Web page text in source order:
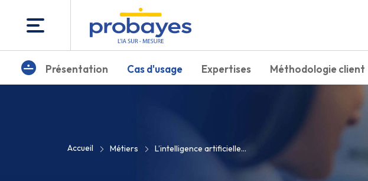
Présentation Cas d'usage Expertises Méthodologie client
Accueil Métiers L’intelligence artificielle...